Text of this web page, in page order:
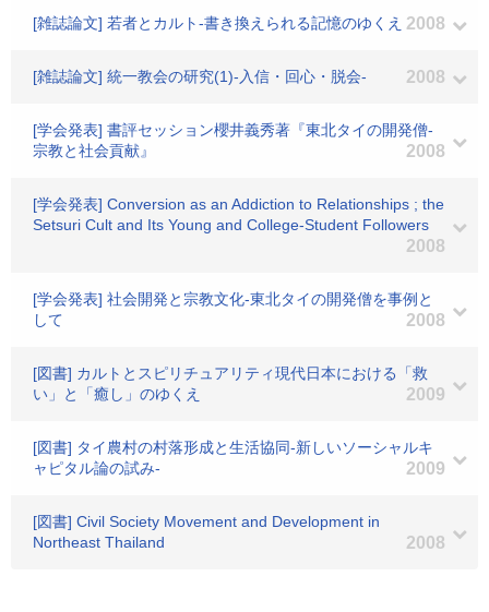
[雑誌論文] 若者とカルト-書き換えられる記憶のゆくえ 2008
[雑誌論文] 統一教会の研究(1)-入信・回心・脱会- 2008
[学会発表] 書評セッション櫻井義秀著『東北タイの開発僧-
宗教と社会貢献』
2008
[学会発表] Conversion as an Addiction to Relationships ; the
Setsuri Cult and Its Young and College-Student Followers
2008
[学会発表] 社会開発と宗教文化-東北タイの開発僧を事例と
して
2008
[図書] カルトとスピリチュアリティ現代日本における「救
い」と「癒し」のゆくえ
2009
[図書] タイ農村の村落形成と生活協同-新しいソーシャルキ
ャピタル論の試み-
2009
[図書] Civil Society Movement and Development in
Northeast Thailand
2008